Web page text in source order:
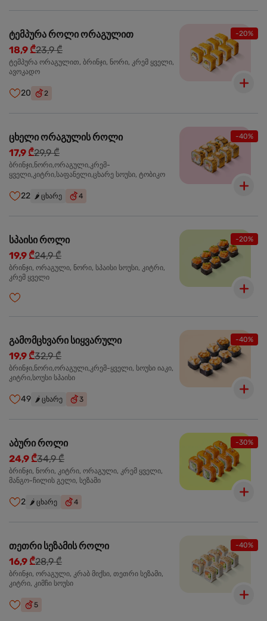
-20%
ტემპურა როლი ორაგულით
18,9 ₾23,9 ₾
ტემპურა ორაგულით, ბრინჯი, ნორი, კრემ ყველი,
ავოკადო
20 2
-40%
ცხელი ორაგულის როლი
17,9 ₾29,9 ₾
ბრინჯი,ნორი,ორაგული,კრემ-
ყველი,კიტრი,საფანელი,ცხარე სოუსი, ტობიკო
22 🌶️ ცხარე 4
-20%
სპაისი როლი
19,9 ₾24,9 ₾
ბრინჯი, ორაგული, ნორი, სპაისი სოუსი, კიტრი,
კრემ ყველი
-40%
გამომცხვარი სიყვარული
19,9 ₾32,9 ₾
ბრინჯი,ნორი,ორაგული,კრემ-ყველი, სოუსი იაკი,
კიტრი,სოუსი სპაისი
49 🌶️ ცხარე 3
-30%
აბური როლი
24,9 ₾34,9 ₾
ბრინჯი, ნორი, კიტრი, ორაგული, კრემ ყველი,
მანგო-ჩილის გელი, სეზამი
2 🌶️ ცხარე 4
-40%
თეთრი სეზამის როლი
16,9 ₾28,9 ₾
ბრინჯი, ორაგული, კრაბ მიქსი, თეთრი სეზამი,
კიტრი, კიმჩი სოუსი
5